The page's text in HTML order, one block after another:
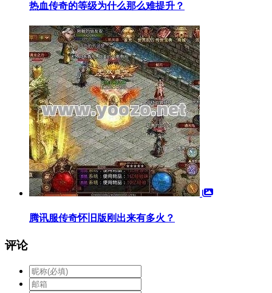
热血传奇的等级为什么那么难提升？
腾讯服传奇怀旧版刚出来有多火？
评论